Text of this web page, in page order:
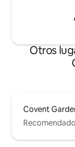
Otros
Covent